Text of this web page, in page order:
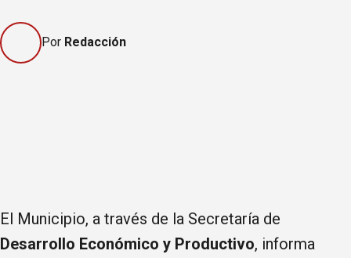
Por Redacción
El Municipio, a través de la Secretaría de
Desarrollo Económico y Productivo, informa